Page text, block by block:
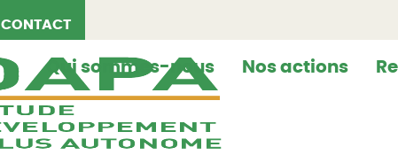
CONTACT
Qui sommes-nous Nos actions